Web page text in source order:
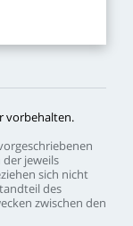
vorbehalten.
der jeweils
sich nicht
des
zwischen den